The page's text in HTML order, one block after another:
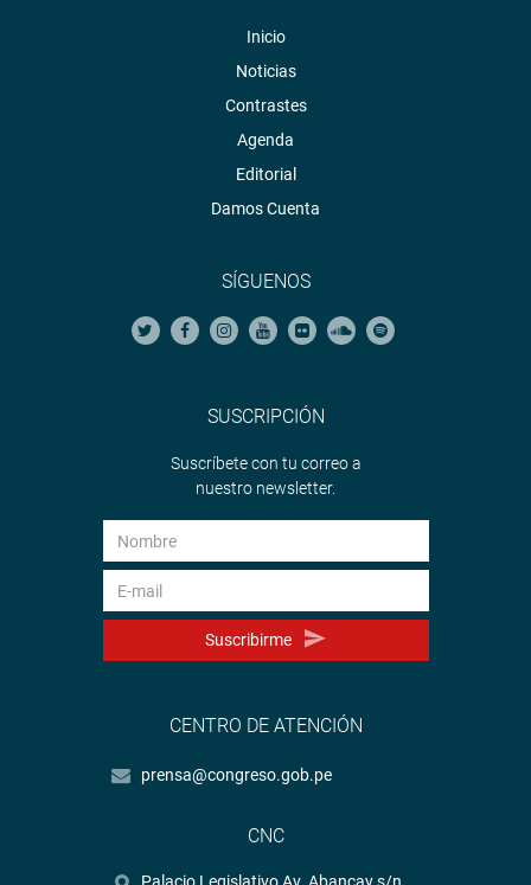
Inicio
Noticias
Contrastes
Agenda
Editorial
Damos Cuenta
SÍGUENOS
SUSCRIPCIÓN
Suscríbete con tu correo a
nuestro newsletter.
Suscribirme
CENTRO DE ATENCIÓN
prensa@congreso.gob.pe
CNC